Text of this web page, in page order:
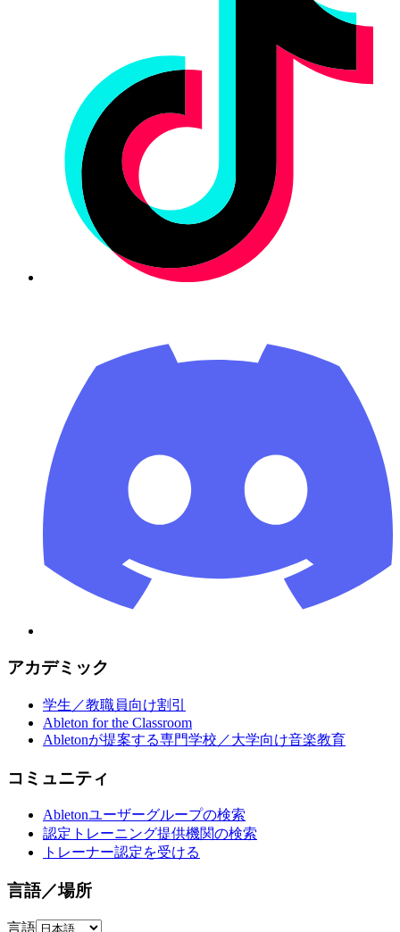
アカデミック
学生／教職員向け割引
Ableton for the Classroom
Abletonが提案する専門学校／大学向け音楽教育
コミュニティ
Abletonユーザーグループの検索
認定トレーニング提供機関の検索
トレーナー認定を受ける
言語／場所
言語